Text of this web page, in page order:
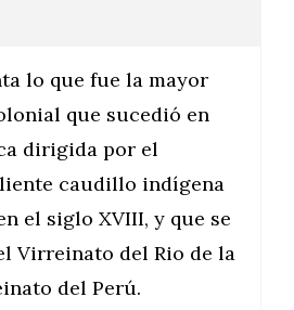
lo que fue la mayor
que sucedió en
dirigida por el
caudillo indígena
el siglo XVIII, y que se
Virreinato del Rio de la
del Perú.